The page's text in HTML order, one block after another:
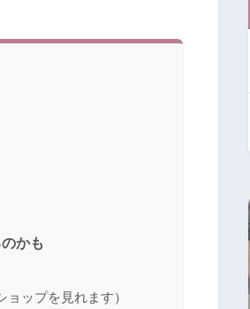
かも
ップを見れます）